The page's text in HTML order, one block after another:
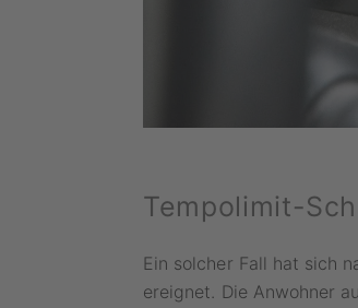
Tempolimit-
Ein solcher Fall hat sich
ereignet. Die Anwohner